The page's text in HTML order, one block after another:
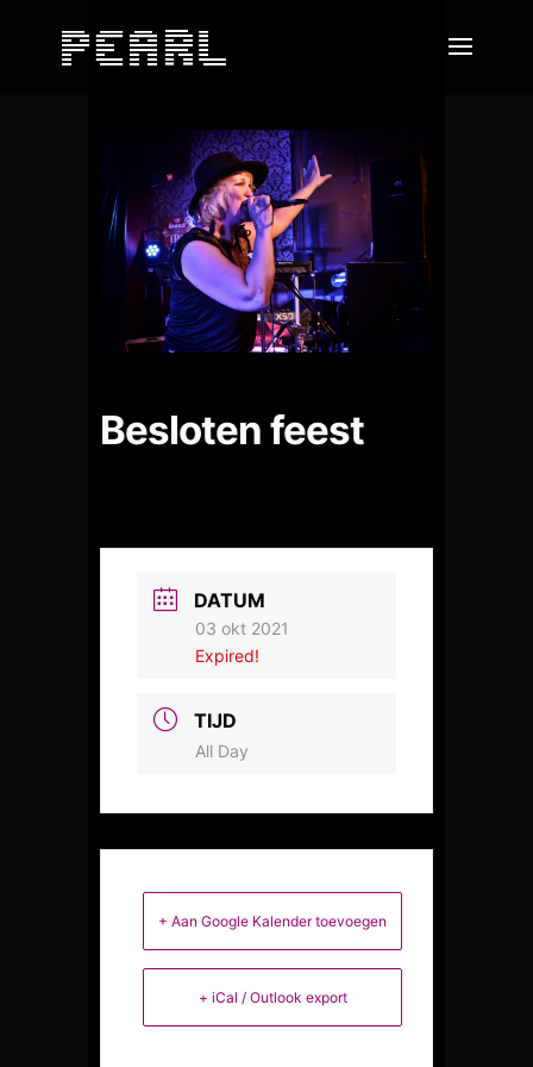
Besloten feest
DATUM
03 okt 2021
Expired!
TIJD
All Day
+ Aan Google Kalender toevoegen
+ iCal / Outlook export